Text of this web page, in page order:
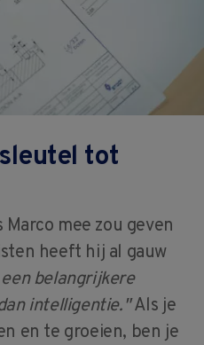
tot
Marco mee zou geven
heeft hij al gauw
belangrijkere
intelligentie."Als je
en te groeien, ben je